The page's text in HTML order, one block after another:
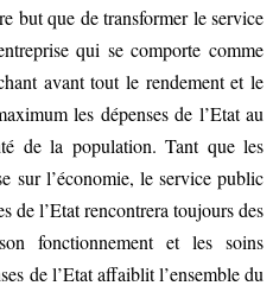
but que de transformer le service
qui se comporte comme
avant tout le rendement et le
les dépenses de l’Etat au
de la population. Tant que les
sur l’économie, le service public
de l’Etat rencontrera toujours des
fonctionnement et les soins
de l’Etat affaiblit l’ensemble du